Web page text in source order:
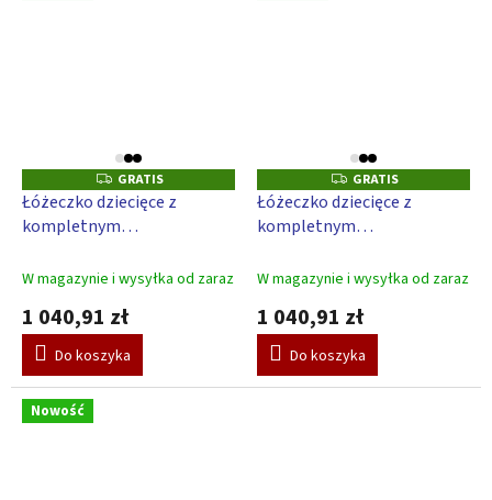
G
R
A
T
GRATIS
Łóżeczko dziecięce z
kompletnym
Blanka 120 x 60 cm –
W magazynie i wysyłka od zaraz
1 040,91 zł
Do koszyka
G
R
A
T
GRATIS
Łóżeczko dziecięce z
kompletnym
Blanka 120 x 60 cm – białe
W magazynie i wysyłka od zaraz
1 040,91 zł
Do koszyka
Nowość